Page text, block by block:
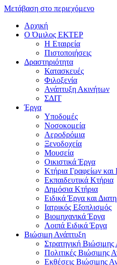
Μετάβαση στο περιεχόμενο
Αρχική
Ο Όμιλος ΕΚΤΕΡ
H Εταιρεία
Πιστοποιήσεις
Δραστηριότητα
Κατασκευές
Φιλοξενία
Ανάπτυξη Ακινήτων
ΣΔΙΤ
Έργα
Υποδομές
Νοσοκομεία
Αεροδρόμια
Ξενοδοχεία
Μουσεία
Οικιστικά Έργα
Κτήρια Γραφείων και
Εκπαιδευτικά Κτήρια
Δημόσια Κτήρια
Ειδικά Έργα και
Ιατρικός Εξοπλισμός
Βιομηχανικά Έργα
Λοιπά Ειδικά Έργα
Βιώσιμη Ανάπτυξη
Στρατηγική Βιώσιμης
Πολιτικές Βιώσιμης
Εκθέσεις Βιώσιμης